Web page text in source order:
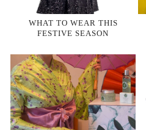
WHAT TO WEAR THIS
FESTIVE SEASON